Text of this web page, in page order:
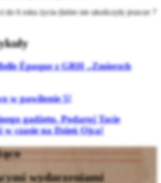
6 roku życia (które nie ukończyły jeszcze 7
Époque z GRH „Zmierzch
w pawilonie 5!
gadżetu. Podaruj Tacie
czasie na Dzień Ojca!
wydarzeniami